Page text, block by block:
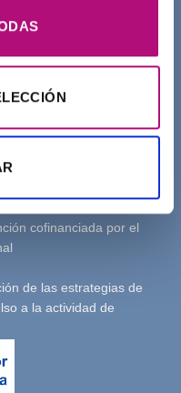
Ayudas - Adelante
cofinanciada por el
de las estrategias de
a la actividad de